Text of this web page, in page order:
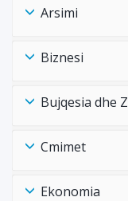
Arsimi
Biznesi
Bujqesia dhe
Cmimet
Ekonomia